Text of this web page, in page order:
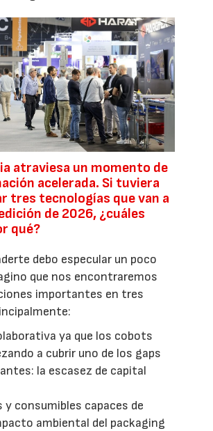
atraviesa un momento de
acelerada. Si tuviera
tres tecnologías que van a
de 2026, ¿cuáles
qué?
debo especular un poco
que nos encontraremos
importantes en tres
ya que los cobots
a cubrir uno de los gaps
la escasez de capital
y consumibles capaces de
ambiental del packaging